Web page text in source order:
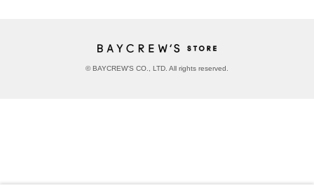
© BAYCREW’S CO., LTD. All rights reserved.